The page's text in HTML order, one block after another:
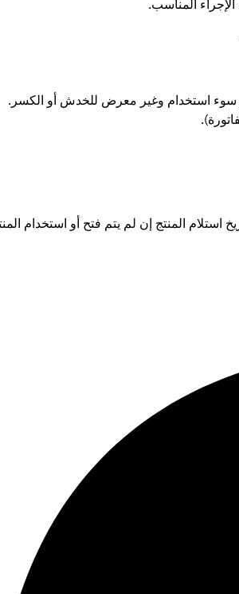
المناسب.
سوء استخدام وغير معرض للخدش أو الكسر.